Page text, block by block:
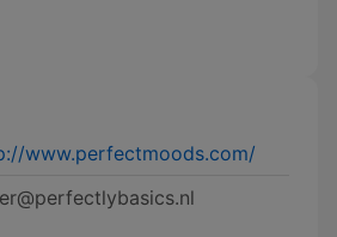
www.perfectmoods.com/